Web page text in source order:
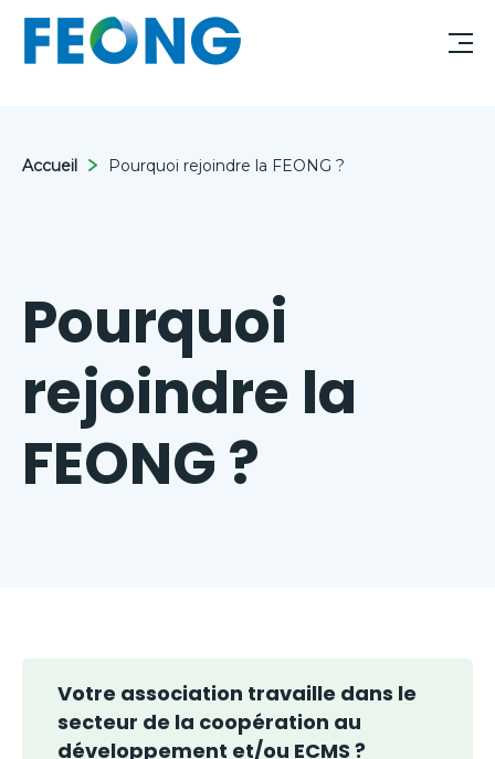
Accueil Pourquoi rejoindre la FEONG ?
Pourquoi
rejoindre la
FEONG ?
Votre association travaille dans le
secteur de la coopération au
développement et/ou ECMS ?